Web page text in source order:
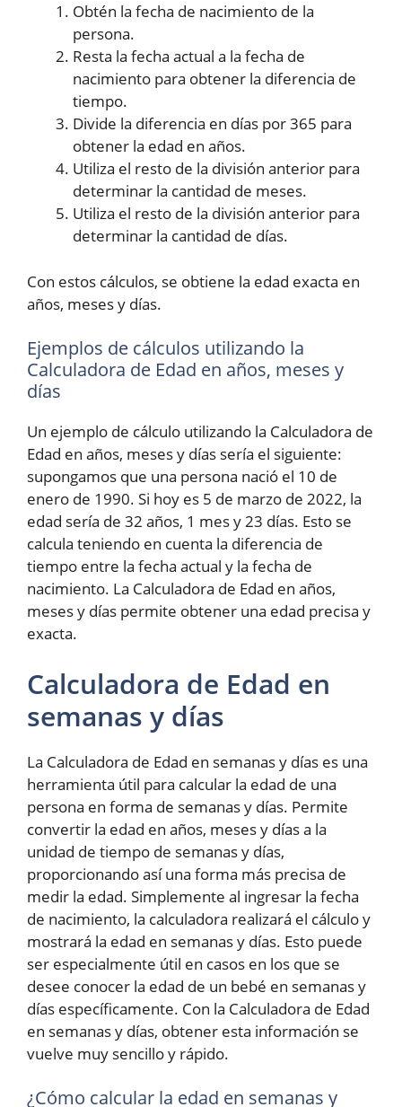
Obtén la fecha de nacimiento de la
persona.
Resta la fecha actual a la fecha de
nacimiento para obtener la diferencia de
tiempo.
Divide la diferencia en días por 365 para
obtener la edad en años.
Utiliza el resto de la división anterior para
determinar la cantidad de meses.
Utiliza el resto de la división anterior para
determinar la cantidad de días.
Con estos cálculos, se obtiene la edad exacta en
años, meses y días.
Ejemplos de cálculos utilizando la
Calculadora de Edad en años, meses y
días
Un ejemplo de cálculo utilizando la Calculadora de
Edad en años, meses y días sería el siguiente:
supongamos que una persona nació el 10 de
enero de 1990. Si hoy es 5 de marzo de 2022, la
edad sería de 32 años, 1 mes y 23 días. Esto se
calcula teniendo en cuenta la diferencia de
tiempo entre la fecha actual y la fecha de
nacimiento. La Calculadora de Edad en años,
meses y días permite obtener una edad precisa y
exacta.
Calculadora de Edad en
semanas y días
La Calculadora de Edad en semanas y días es una
herramienta útil para calcular la edad de una
persona en forma de semanas y días. Permite
convertir la edad en años, meses y días a la
unidad de tiempo de semanas y días,
proporcionando así una forma más precisa de
medir la edad. Simplemente al ingresar la fecha
de nacimiento, la calculadora realizará el cálculo y
mostrará la edad en semanas y días. Esto puede
ser especialmente útil en casos en los que se
desee conocer la edad de un bebé en semanas y
días específicamente. Con la Calculadora de Edad
en semanas y días, obtener esta información se
vuelve muy sencillo y rápido.
¿Cómo calcular la edad en semanas y